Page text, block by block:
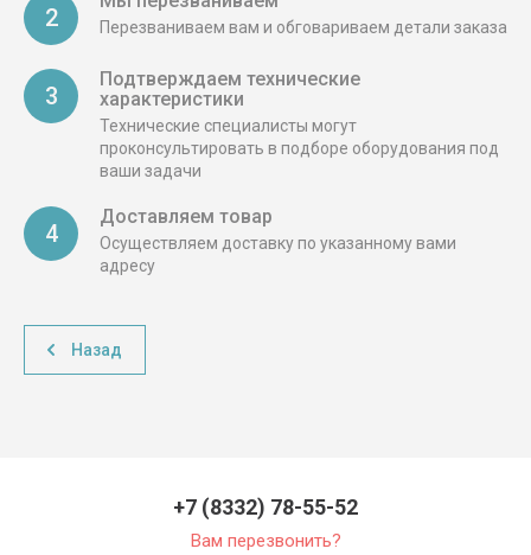
2 Перезваниваем вам и обговариваем детали заказа
3
Подтверждаем технические
характеристики
Технические специалисты могут
проконсультировать в подборе оборудования под
ваши задачи
4
Доставляем товар
Осуществляем доставку по указанному вами
адресу
Назад
+7 (8332) 78-55-52
Вам перезвонить?